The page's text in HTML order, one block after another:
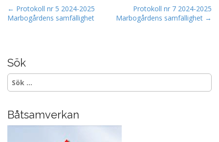
b
o
k
P
o
n
a
v
g
a
← Protokoll nr 5 2024-2025
Marbogårdens samfällighet
Protokoll nr 7 2024-2025
Marbogårdens samfällighet →
Sök
Sök
efter:
Båtsamverkan